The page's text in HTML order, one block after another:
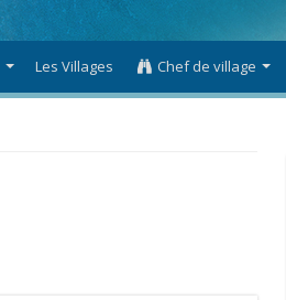
Les Villages Chef de village